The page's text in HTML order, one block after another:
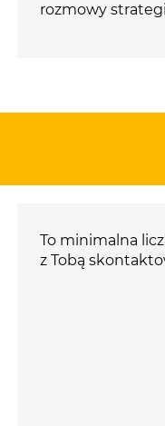
rozmowy
To minimalna
z Tobą